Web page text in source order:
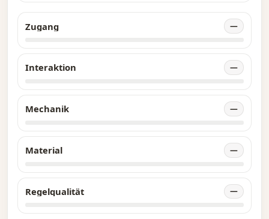
Erreichen von Zielen und/oder die Erfüllung
Zugang —
Interaktion —
Mechanik —
Material —
Regelqualität —